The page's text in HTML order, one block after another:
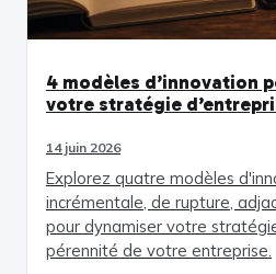
4 modèles d’innovation
votre stratégie
14 juin 2026
Explorez quatre modèles
incrémentale, de rupture,
pour dynamiser votre
pérennité de votre entreprise.